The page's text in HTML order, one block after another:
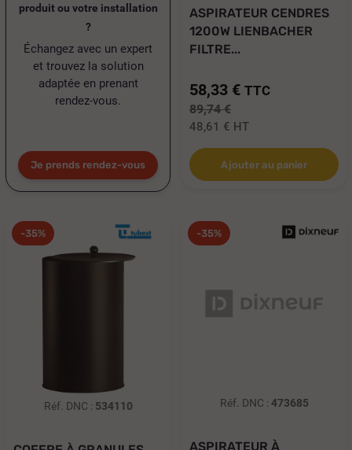
produit ou votre installation
?
Échangez avec un expert
et trouvez la solution
adaptée en prenant
rendez-vous.
Je prends rendez-vous
ASPIRATEUR CENDRES
1200W LIENBACHER
FILTRE...
58,33 € TTC
89,74 €
48,61 € HT
Ajouter au panier
-35%
Réf. DNC : 534110
-35%
Réf. DNC : 473685
ASPIRATEUR À